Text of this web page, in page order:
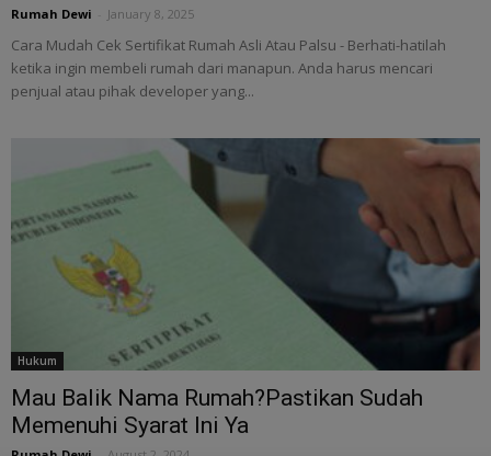
Rumah Dewi January 8, 2025
Cara Mudah Cek Sertifikat Rumah Asli Atau Palsu - Berhati-hatilah
ketika ingin membeli rumah dari manapun. Anda harus mencari
penjual atau pihak developer yang...
Hukum
Mau Balik Nama Rumah?Pastikan Sudah
Memenuhi Syarat Ini Ya